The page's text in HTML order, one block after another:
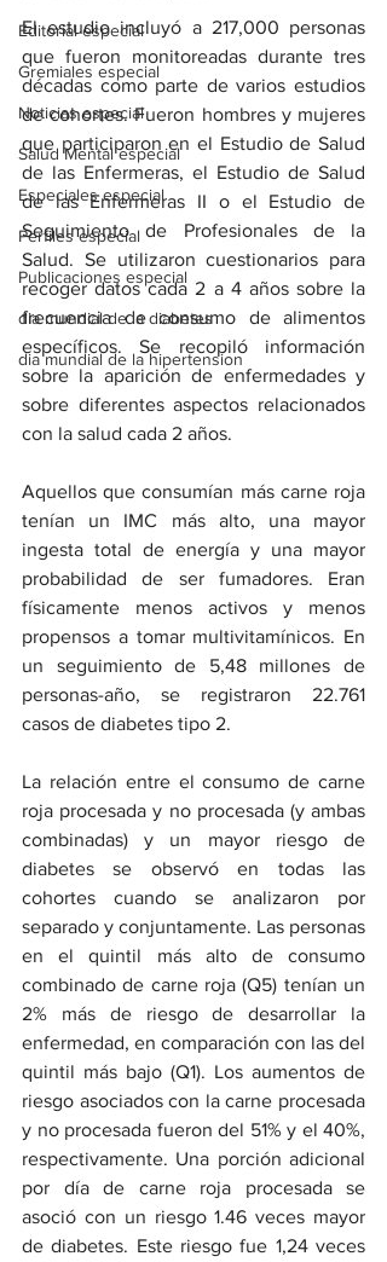
Editorial especial
Gremiales especial
Noticias especial
Salud Mental especial
Especiales especial
Perfiles especial
Publicaciones especial
dia mundial de la diabetes
dia mundial de la hipertension
El estudio incluyó a 217,000 personas
que fueron monitoreadas durante tres
décadas como parte de varios estudios
de cohortes. Fueron hombres y mujeres
que participaron en el Estudio de Salud
de las Enfermeras, el Estudio de Salud
de las Enfermeras II o el Estudio de
Seguimiento de Profesionales de la
Salud. Se utilizaron cuestionarios para
recoger datos cada 2 a 4 años sobre la
frecuencia de consumo de alimentos
específicos. Se recopiló información
sobre la aparición de enfermedades y
sobre diferentes aspectos relacionados
con la salud cada 2 años.
Aquellos que consumían más carne roja
tenían un IMC más alto, una mayor
ingesta total de energía y una mayor
probabilidad de ser fumadores. Eran
físicamente menos activos y menos
propensos a tomar multivitamínicos. En
un seguimiento de 5,48 millones de
personas-año, se registraron 22.761
casos de diabetes tipo 2.
La relación entre el consumo de carne
roja procesada y no procesada (y ambas
combinadas) y un mayor riesgo de
diabetes se observó en todas las
cohortes cuando se analizaron por
separado y conjuntamente. Las personas
en el quintil más alto de consumo
combinado de carne roja (Q5) tenían un
2% más de riesgo de desarrollar la
enfermedad, en comparación con las del
quintil más bajo (Q1). Los aumentos de
riesgo asociados con la carne procesada
y no procesada fueron del 51% y el 40%,
respectivamente. Una porción adicional
por día de carne roja procesada se
asoció con un riesgo 1.46 veces mayor
de diabetes. Este riesgo fue 1,24 veces